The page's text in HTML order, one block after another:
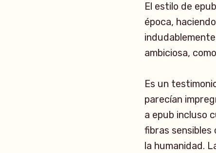
El estilo de
época,
ambiciosa,
Es un
parecían
a epub incluso
fibras
la humanidad.